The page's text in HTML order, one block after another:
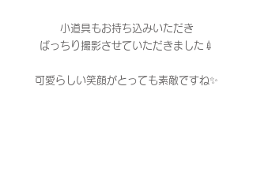
小道具もお持ち込みいただき
ばっちり撮影させていただきました💉
可愛らしい笑顔がとっても素敵ですね✨